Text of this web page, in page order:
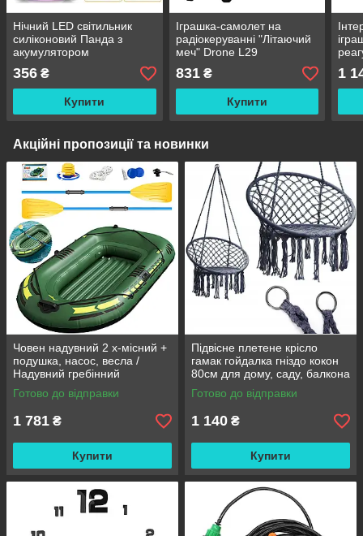
Нічний LED світильник
силіконовий Панда з
акумулятором
356 ₴
Купити
Іграшка-самолет на
радіокеруванні "Літаючий
меч" Drone L29
831₴
Купити
1
Акційні пропозиції та новинки
Човен надувний 2 х-місний +
подушка, насос, весла /
Надувний гребінний
двомісний гумовий човен
180/98см
Готово до відправки
1 781 ₴
Купити
Підвісне плетене крісло
гамак гойдалка гніздо кокон
80см для дому, саду, балкона
та тераси
Готово до відправки
1 140 ₴
Купити